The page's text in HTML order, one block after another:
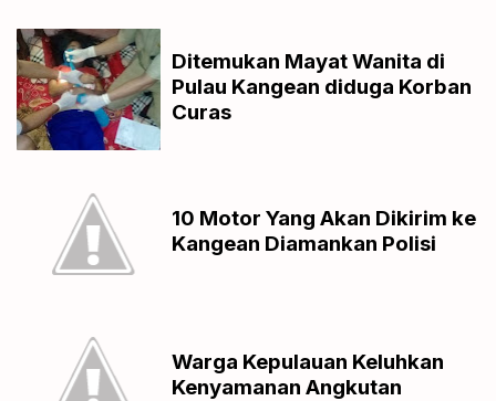
Ditemukan Mayat Wanita di
Pulau Kangean diduga Korban
Curas
10 Motor Yang Akan Dikirim ke
Kangean Diamankan Polisi
Warga Kepulauan Keluhkan
Kenyamanan Angkutan